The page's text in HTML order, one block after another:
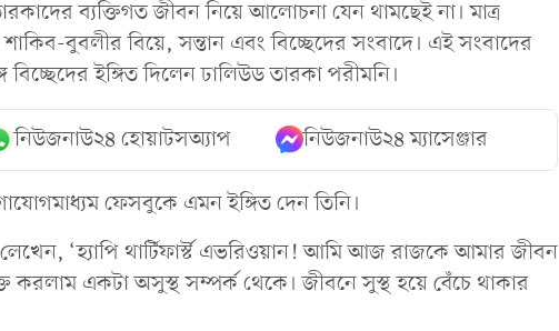
ব্যক্তিগত জীবন নিয়ে আলোচনা যেন থামছেই না। মাত্র
বুবলীর বিয়ে, সন্তান এবং বিচ্ছেদের সংবাদে। এই সংবাদের
ইঙ্গিত দিলেন ঢালিউড তারকা পরীমনি।
নিউজনাউ২৪ হোয়াটসঅ্যাপ নিউজনাউ২৪ ম্যাসেঞ্জার
ফেসবুকে এমন ইঙ্গিত দেন তিনি।
‘হ্যাপি থার্টিফার্স্ট এভরিওয়ান! আমি আজ রাজকে আমার জীবন
করলাম একটা অসুস্থ সম্পর্ক থেকে। জীবনে সুস্থ হয়ে বেঁচে থাকার